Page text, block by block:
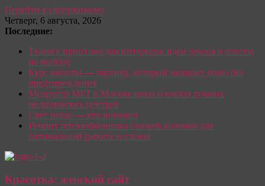
Перейти к содержимому
Четверг, 6 августа, 2026
Последние:
Ткани с принтами для интерьера: идеи декора и советы
по выбору
Курс валюты — партнёр, который забирает долю без
предупреждения
Медцентр МРТ в Москве цены и выбор лучших
медицинских центров
Свет погас — кто поможет
Ремонт теплообменника газовой колонки для
оптимальной работы системы
Красотка: женский сайт